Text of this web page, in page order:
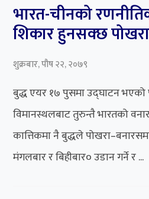
भारत-चीनको
शिकार हुनसक्छ
शुक्रबार, पौष २२, २०७९
बुद्ध एयर १७ पुसमा उद्घाटन भएको
विमानस्थलबाट तुरुन्तै भारतको
कात्तिकमा नै बुद्धले
मंगलबार र बिहीबार० उडान गर्ने र ...